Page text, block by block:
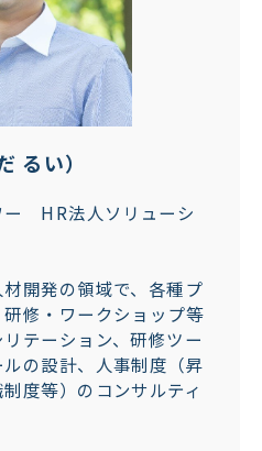
るい）
ー HR法人ソリューシ
開発の領域で、各種プ
修・ワークショップ等
テーション、研修ツー
の設計、人事制度（昇
度等）のコンサルティ